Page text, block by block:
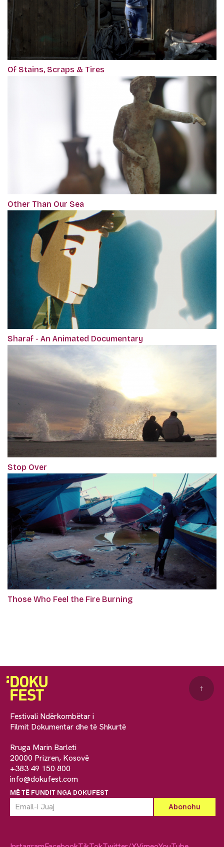
Of Stains, Scraps & Tires
Other Than Our Sea
Sharaf - An Animated Documentary
Stop Over
Those Who Feel the Fire Burning
Festivali Ndërkombëtar i
Filmit Dokumentar dhe të Shkurtë
Rruga Marin Barleti
20000 Prizren, Kosovë
+383 49 150 800
info@dokufest.com
MË TË FUNDIT NGA DOKUFEST
↑